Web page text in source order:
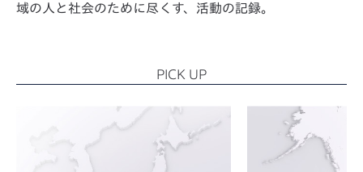
域の人と社会のために尽くす、活動の記録。
PICK UP